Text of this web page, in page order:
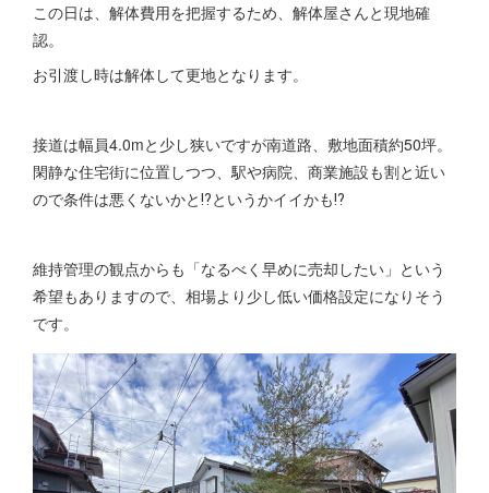
この日は、解体費用を把握するため、解体屋さんと現地確
認。
お引渡し時は解体して更地となります。
接道は幅員4.0mと少し狭いですが南道路、敷地面積約50坪。
閑静な住宅街に位置しつつ、駅や病院、商業施設も割と近い
ので条件は悪くないかと⁉というかイイかも⁉
維持管理の観点からも「なるべく早めに売却したい」という
希望もありますので、相場より少し低い価格設定になりそう
です。